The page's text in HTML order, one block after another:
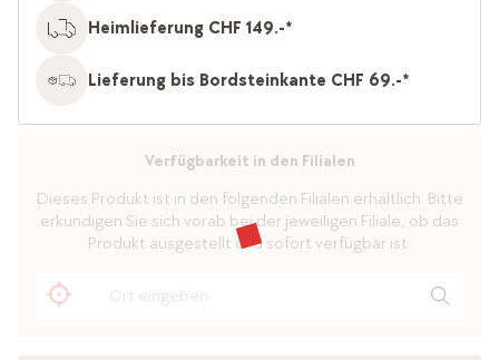
Heimlieferung CHF 149.-*
Lieferung bis Bordsteinkante CHF 69.-*
Verfügbarkeit in den Filialen
Dieses Produkt ist in den folgenden Filialen erhältlich. Bitte
erkundigen Sie sich vorab bei der jeweiligen Filiale, ob das
Produkt ausgestellt und sofort verfügbar ist.